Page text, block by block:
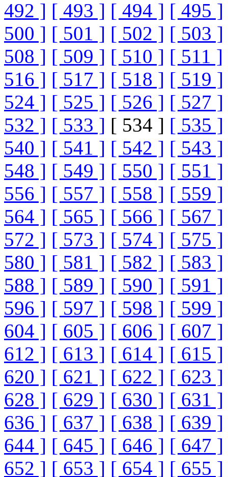
492 ] [ 493 ] [ 494 ] [ 495 ]
500 ] [ 501 ] [ 502 ] [ 503 ]
508 ] [ 509 ] [ 510 ] [ 511 ]
516 ] [ 517 ] [ 518 ] [ 519 ]
524 ] [ 525 ] [ 526 ] [ 527 ]
532 ] [ 533 ] [ 534 ] [ 535 ]
540 ] [ 541 ] [ 542 ] [ 543 ]
548 ] [ 549 ] [ 550 ] [ 551 ]
556 ] [ 557 ] [ 558 ] [ 559 ]
564 ] [ 565 ] [ 566 ] [ 567 ]
572 ] [ 573 ] [ 574 ] [ 575 ]
580 ] [ 581 ] [ 582 ] [ 583 ]
588 ] [ 589 ] [ 590 ] [ 591 ]
596 ] [ 597 ] [ 598 ] [ 599 ]
604 ] [ 605 ] [ 606 ] [ 607 ]
612 ] [ 613 ] [ 614 ] [ 615 ]
620 ] [ 621 ] [ 622 ] [ 623 ]
628 ] [ 629 ] [ 630 ] [ 631 ]
636 ] [ 637 ] [ 638 ] [ 639 ]
644 ] [ 645 ] [ 646 ] [ 647 ]
652 ] [ 653 ] [ 654 ] [ 655 ]